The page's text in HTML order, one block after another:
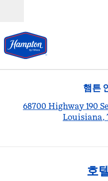
햄튼
68700 Highway 190
Louisiana,
호